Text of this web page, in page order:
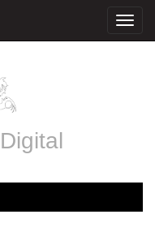
Digital